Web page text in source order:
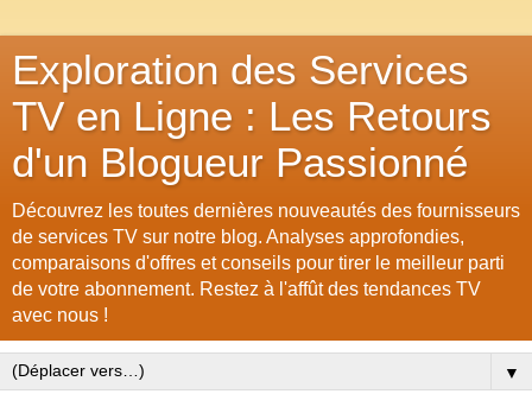
Exploration des Services
TV en Ligne : Les Retours
d'un Blogueur Passionné
Découvrez les toutes dernières nouveautés des fournisseurs
de services TV sur notre blog. Analyses approfondies,
comparaisons d'offres et conseils pour tirer le meilleur parti
de votre abonnement. Restez à l'affût des tendances TV
avec nous !
▼